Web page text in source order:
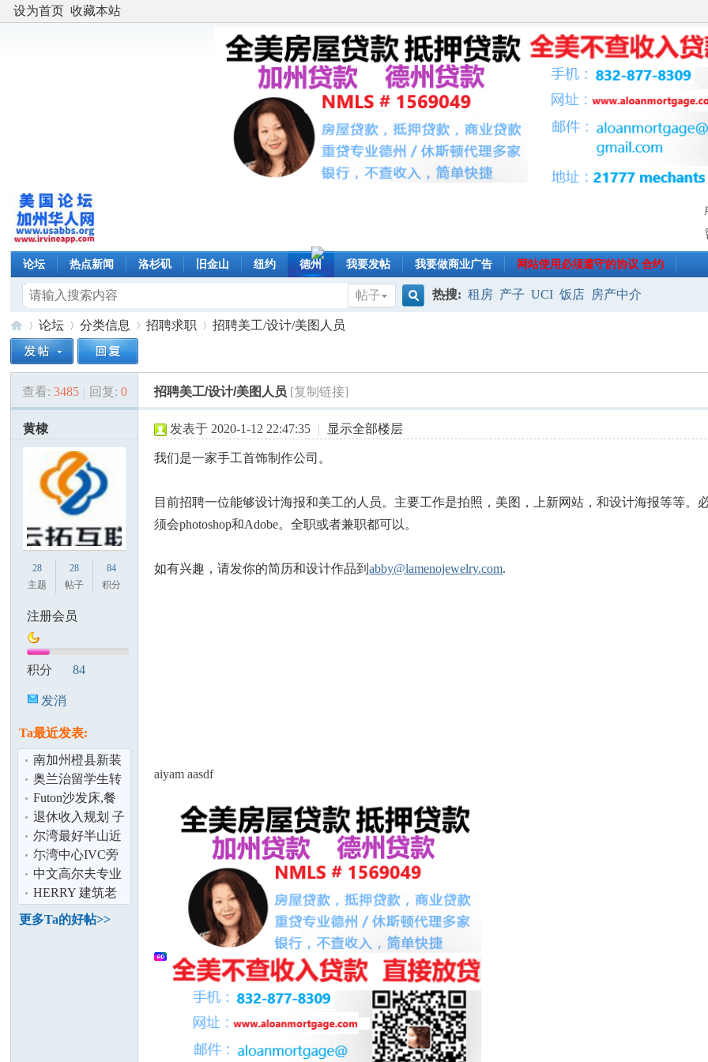
设为首页 收藏本站
论坛 热点新闻 洛杉矶 旧金山 纽约 德州 我要发帖 我要做商业广告 网站使用必须遵守的协议 合约
帖子
热搜: 租房 产子 UCI 饭店 房产中介
美
国
»
论坛
›
分类信息 招聘求职
›
招聘美工/设计/美图人员
查看: 3485 | 回复: 0 招聘美工/设计/美图人员 [复制链接]
黄棣
28
主题
28
帖子
84
积分
注册会员
积分 84
发消
Ta最近发表:
南加州橙县新装
修2卧2浴2车库
1200平方英尺
奥兰治留学生转
让 queen size二手
床垫！质
Futon沙发床,餐
桌+椅子,床垫,儿
童圆桌,木书
退休收入规划 子
女教育基金 长期
护理保障
尔湾最好半山近
海社区整栋带全
套家具家电床
尓湾中心IVC旁
边套房拎包入
住！,欢迎看房!
中文高尔夫专业
教师培训
HERRY 建筑老
美团队超过30年
经验团队
更多Ta的好帖>>
发表于 2020-1-12 22:47:35 | 显示全部楼层
我们是一家手工首饰制作公司。
目前招聘一位能够设计海报和美工的人员。主要工作是拍照，美图，上新网站，和设计海报等等。
须会photoshop和Adobe。全职或者兼职都可以。
如有兴趣，请发你的简历和设计作品到abby@lamenojewelry.com.
aiyam aasdf